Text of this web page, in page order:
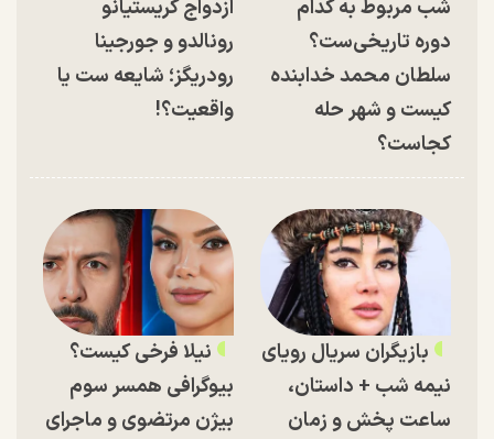
شب مربوط به کدام
دوره تاریخی‌ست؟
سلطان محمد خدابنده
کیست و شهر حله
کجاست؟
ازدواج کریستیانو
رونالدو و جورجینا
رودریگز؛ شایعه ست یا
واقعیت؟!
بازیگران سریال رویای
نیمه شب + داستان،
ساعت پخش و زمان
نیلا فرخی کیست؟
بیوگرافی همسر سوم
بیژن مرتضوی و ماجرای